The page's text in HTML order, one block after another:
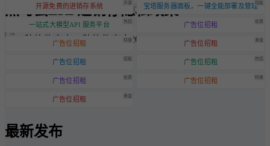
点可云ERP进销存隐私政策
一秒软件官方2024-6-20
开源免费的进销存系统 开源 宝塔服务器面板，一键全能部署及管理招租
一站式大模型API 服务平台 热招 广告位招租 优质
广告位招租 特惠 广告位招租 黄金
广告位招租 招租 广告位招租 热招
广告位招租 优质 广告位招租 特惠
广告位招租 黄金
最新发布